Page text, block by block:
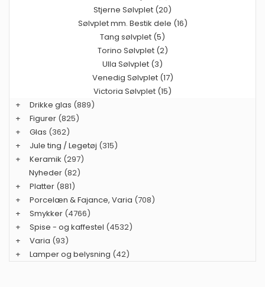
Stjerne Sølvplet (20)
Sølvplet mm. Bestik dele (16)
Tang sølvplet (5)
Torino Sølvplet (2)
Ulla Sølvplet (3)
Venedig Sølvplet (17)
Victoria Sølvplet (15)
+
Drikke glas (889)
+
Figurer (825)
+
Glas (362)
+
Jule ting / Legetøj (315)
+
Keramik (297)
Nyheder (82)
+
Platter (881)
+
Porcelæn & Fajance, Varia (708)
+
Smykker (4766)
+
Spise - og kaffestel (4532)
+
Varia (93)
+
Lamper og belysning (42)